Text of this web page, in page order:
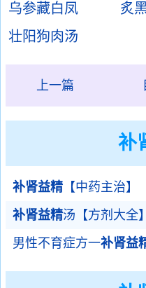
乌参藏白凤
炙
壮阳狗肉汤
上一篇
补
补肾益精 【中药主治】
补肾益精汤【方剂大全】
男性不育症方一补肾益